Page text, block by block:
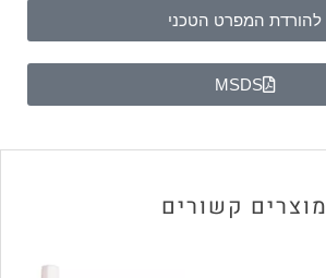
להורדת המפרט הטכני
MSDS
מוצרים קשורים